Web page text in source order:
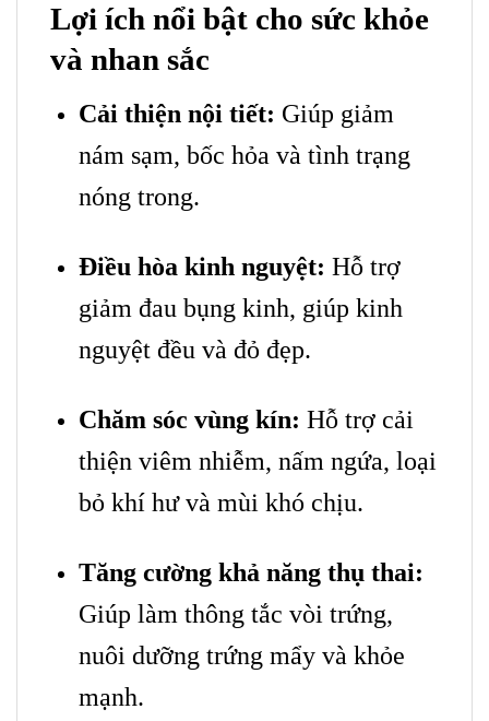
Lợi ích nổi bật cho sức khỏe
và nhan sắc
Cải thiện nội tiết: Giúp giảm
nám sạm, bốc hỏa và tình trạng
nóng trong.
Điều hòa kinh nguyệt: Hỗ trợ
giảm đau bụng kinh, giúp kinh
nguyệt đều và đỏ đẹp.
Chăm sóc vùng kín: Hỗ trợ cải
thiện viêm nhiễm, nấm ngứa, loại
bỏ khí hư và mùi khó chịu.
Tăng cường khả năng thụ thai:
Giúp làm thông tắc vòi trứng,
nuôi dưỡng trứng mẩy và khỏe
mạnh.